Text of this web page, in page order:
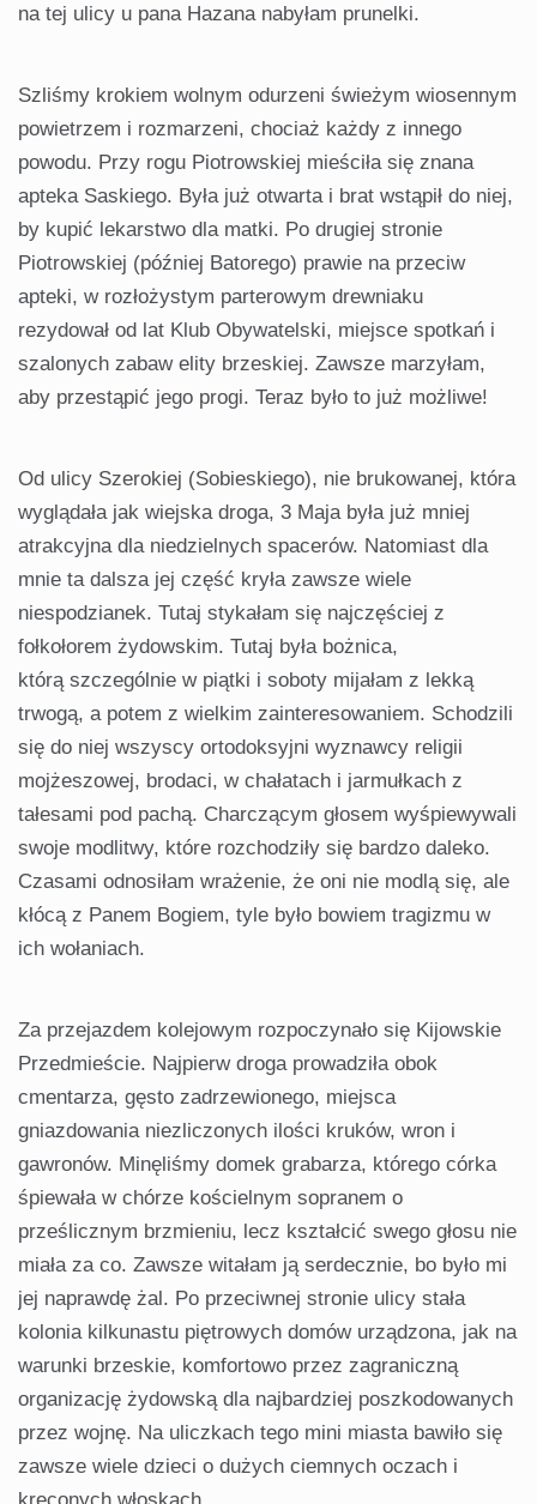
na tej ulicy u pana Hazana nabyłam prunelki.
Szliśmy krokiem wolnym odurzeni świeżym wiosennym
powietrzem i rozmarzeni, chociaż każdy z innego
powodu. Przy rogu Piotrowskiej mieściła się znana
apteka Saskiego. Była już otwarta i brat wstąpił do niej,
by kupić lekarstwo dla matki. Po drugiej stronie
Piotrowskiej (później Batorego) prawie na przeciw
apteki, w rozłożystym parterowym drewniaku
rezydował od lat Klub Obywatelski, miejsce spotkań i
szalonych zabaw elity brzeskiej. Zawsze marzyłam,
aby przestąpić jego progi. Teraz było to już możliwe!
Od ulicy Szerokiej (Sobieskiego), nie brukowanej, która
wyglądała jak wiejska droga, 3 Maja była już mniej
atrakcyjna dla niedzielnych spacerów. Natomiast dla
mnie ta dalsza jej część kryła zawsze wiele
niespodzianek. Tutaj stykałam się najczęściej z
fołkołorem żydowskim. Tutaj była bożnica,
którą szczególnie w piątki i soboty mijałam z lekką
trwogą, a potem z wielkim zainteresowaniem. Schodzili
się do niej wszyscy ortodoksyjni wyznawcy religii
mojżeszowej, brodaci, w chałatach i jarmułkach z
tałesami pod pachą. Charczącym głosem wyśpiewywali
swoje modlitwy, które rozchodziły się bardzo daleko.
Czasami odnosiłam wrażenie, że oni nie modlą się, ale
kłócą z Panem Bogiem, tyle było bowiem tragizmu w
ich wołaniach.
Za przejazdem kolejowym rozpoczynało się Kijowskie
Przedmieście. Najpierw droga prowadziła obok
cmentarza, gęsto zadrzewionego, miejsca
gniazdowania niezliczonych ilości kruków, wron i
gawronów. Minęliśmy domek grabarza, którego córka
śpiewała w chórze kościelnym sopranem o
prześlicznym brzmieniu, lecz kształcić swego głosu nie
miała za co. Zawsze witałam ją serdecznie, bo było mi
jej naprawdę żal. Po przeciwnej stronie ulicy stała
kolonia kilkunastu piętrowych domów urządzona, jak na
warunki brzeskie, komfortowo przez zagraniczną
organizację żydowską dla najbardziej poszkodowanych
przez wojnę. Na uliczkach tego mini miasta bawiło się
zawsze wiele dzieci o dużych ciemnych oczach i